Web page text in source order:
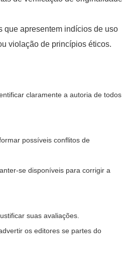
que apresentem indícios de uso
violação de princípios éticos.
claramente a autoria de todos
possíveis conflitos de
se disponíveis para corrigir a
suas avaliações.
os editores se partes do